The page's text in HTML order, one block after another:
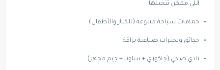
اللي ممكن تتخيلها:
حمامات سباحة متنوعة (للكبار والأطفال)
حدائق وبحيرات صناعية براقة
نادي صحي (جاكوزي + ساونا + جيم مجهز)